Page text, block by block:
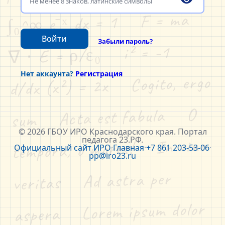
∫₀^∞ e⁻ˣ dx = 1    F = ma
∇ ⋅ E = ρ/ε₀    i² = -1
d/dx (x²) = 2x    Cogito, ergo
sum    Acta est fabula    O
tempora, o mores!    In vino
veritas    Ad astra per
aspera    Lorem ipsum dolor
Войти Забыли пароль?
Нет аккаунта? Регистрация
© 2026 ГБОУ ИРО Краснодарского края. Портал
педагога 23.РФ.
Официальный сайт ИРО·Главная·+7 861 203-53-06·
pp@iro23.ru